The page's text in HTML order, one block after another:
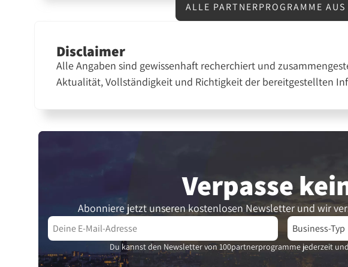
ALLE PARTNERPROGRAMME
Disclaimer
Alle Angaben sind gewissenhaft recherchiert und
Aktualität, Vollständigkeit und Richtigkeit der bereitgestellten
Verpasse
Abonniere jetzt unseren kostenlosen Newsletter und wir
Du kannst den Newsletter von 100partnerprogramme jederzeit